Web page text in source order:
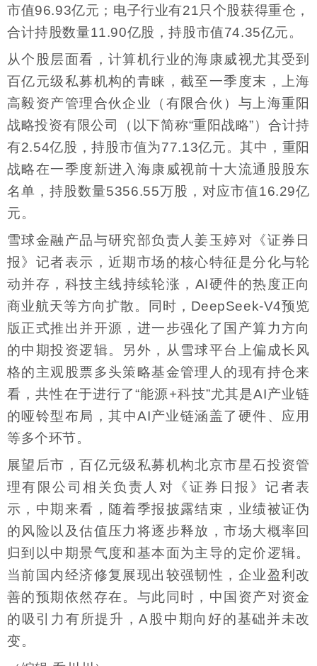
市值96.93亿元；电子行业有21只个股获得重仓，
合计持股数量11.90亿股，持股市值74.35亿元。
从个股层面看，计算机行业的海康威视尤其受到
百亿元级私募机构的青睐，截至一季度末，上海
高毅资产管理合伙企业（有限合伙）与上海重阳
战略投资有限公司（以下简称“重阳战略”）合计持
有2.54亿股，持股市值为77.13亿元。其中，重阳
战略在一季度新进入海康威视前十大流通股股东
名单，持股数量5356.55万股，对应市值16.29亿
元。
雪球金融产品与研究部负责人姜玉婷对《证券日
报》记者表示，近期市场的核心特征是分化与轮
动并存，科技主线持续轮涨，AI硬件的热度正向
商业航天等方向扩散。同时，DeepSeek-V4预览
版正式推出并开源，进一步强化了国产算力方向
的中期投资逻辑。另外，从雪球平台上偏成长风
格的主观股票多头策略基金管理人的现有持仓来
看，共性在于进行了“能源+科技”尤其是AI产业链
的哑铃型布局，其中AI产业链涵盖了硬件、应用
等多个环节。
展望后市，百亿元级私募机构北京市星石投资管
理有限公司相关负责人对《证券日报》记者表
示，中期来看，随着季报披露结束，业绩被证伪
的风险以及估值压力将逐步释放，市场大概率回
归到以中期景气度和基本面为主导的定价逻辑。
当前国内经济修复展现出较强韧性，企业盈利改
善的预期依然存在。与此同时，中国资产对资金
的吸引力有所提升，A股中期向好的基础并未改
变。